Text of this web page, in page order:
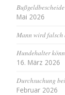
Mai 2026
Mann wird
Hundehalter
16. März 2026
Durchsuchung
Februar 2026